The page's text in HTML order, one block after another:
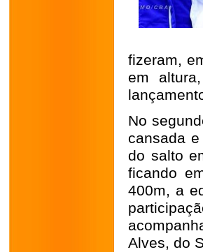
fizeram,
em
No
cansada
do salto
ficando
400m, a
Alves, do